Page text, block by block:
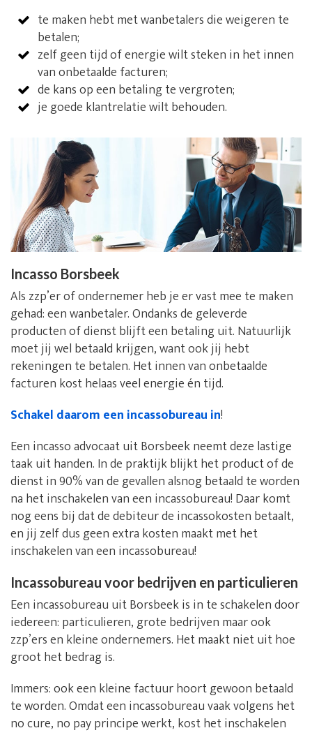
te maken hebt met wanbetalers die weigeren te
betalen;
zelf geen tijd of energie wilt steken in het innen
van onbetaalde facturen;
de kans op een betaling te vergroten;
je goede klantrelatie wilt behouden.
Incasso Borsbeek
Als zzp’er of ondernemer heb je er vast mee te maken
gehad: een wanbetaler. Ondanks de geleverde
producten of dienst blijft een betaling uit. Natuurlijk
moet jij wel betaald krijgen, want ook jij hebt
rekeningen te betalen. Het innen van onbetaalde
facturen kost helaas veel energie én tijd.
Schakel daarom een incassobureau in!
Een incasso advocaat uit Borsbeek neemt deze lastige
taak uit handen. In de praktijk blijkt het product of de
dienst in 90% van de gevallen alsnog betaald te worden
na het inschakelen van een incassobureau! Daar komt
nog eens bij dat de debiteur de incassokosten betaalt,
en jij zelf dus geen extra kosten maakt met het
inschakelen van een incassobureau!
Incassobureau voor bedrijven en particulieren
Een incassobureau uit Borsbeek is in te schakelen door
iedereen: particulieren, grote bedrijven maar ook
zzp’ers en kleine ondernemers. Het maakt niet uit hoe
groot het bedrag is.
Immers: ook een kleine factuur hoort gewoon betaald
te worden. Omdat een incassobureau vaak volgens het
no cure, no pay principe werkt, kost het inschakelen